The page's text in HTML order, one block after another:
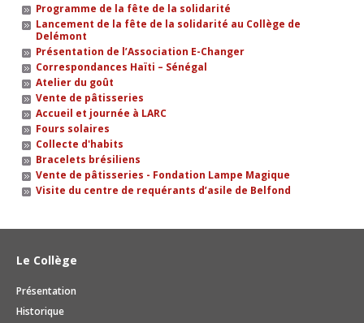
Programme de la fête de la solidarité
Lancement de la fête de la solidarité au Collège de
Delémont
Présentation de l’Association E-Changer
Correspondances Haïti – Sénégal
Atelier du goût
Vente de pâtisseries
Accueil et journée à LARC
Fours solaires
Collecte d'habits
Bracelets brésiliens
Vente de pâtisseries - Fondation Lampe Magique
Visite du centre de requérants d’asile de Belfond
Le Collège
Présentation
Historique